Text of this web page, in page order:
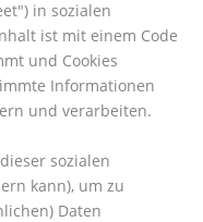
in sozialen
ist mit einem Code
und Cookies
Informationen
und verarbeiten.
sozialen
kann), um zu
Daten